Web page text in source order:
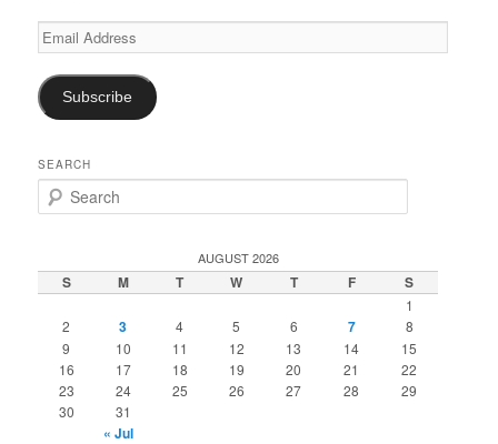
Email
Address
Subscribe
SEARCH
e
c
h
AUGUST 2026
S M T W T F S
1
2
3 4 5 6 7
8
9
10 11 12 13 14
15
16
17 18 19 20 21
22
23
24 25 26 27 28
29
30
31
« Jul